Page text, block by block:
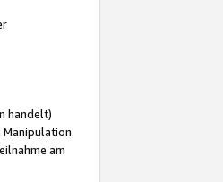
handelt)
Manipulation
am